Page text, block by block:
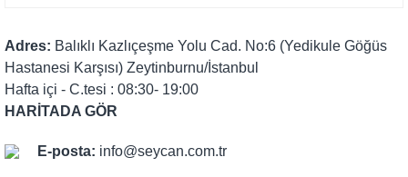
Adres: Balıklı Kazlıçeşme Yolu Cad. No:6 (Yedikule Göğüs
Hastanesi Karşısı) Zeytinburnu/İstanbul
Hafta içi - C.tesi : 08:30- 19:00
HARİTADA GÖR
E-posta: info@seycan.com.tr